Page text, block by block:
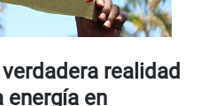
realidad
energía en